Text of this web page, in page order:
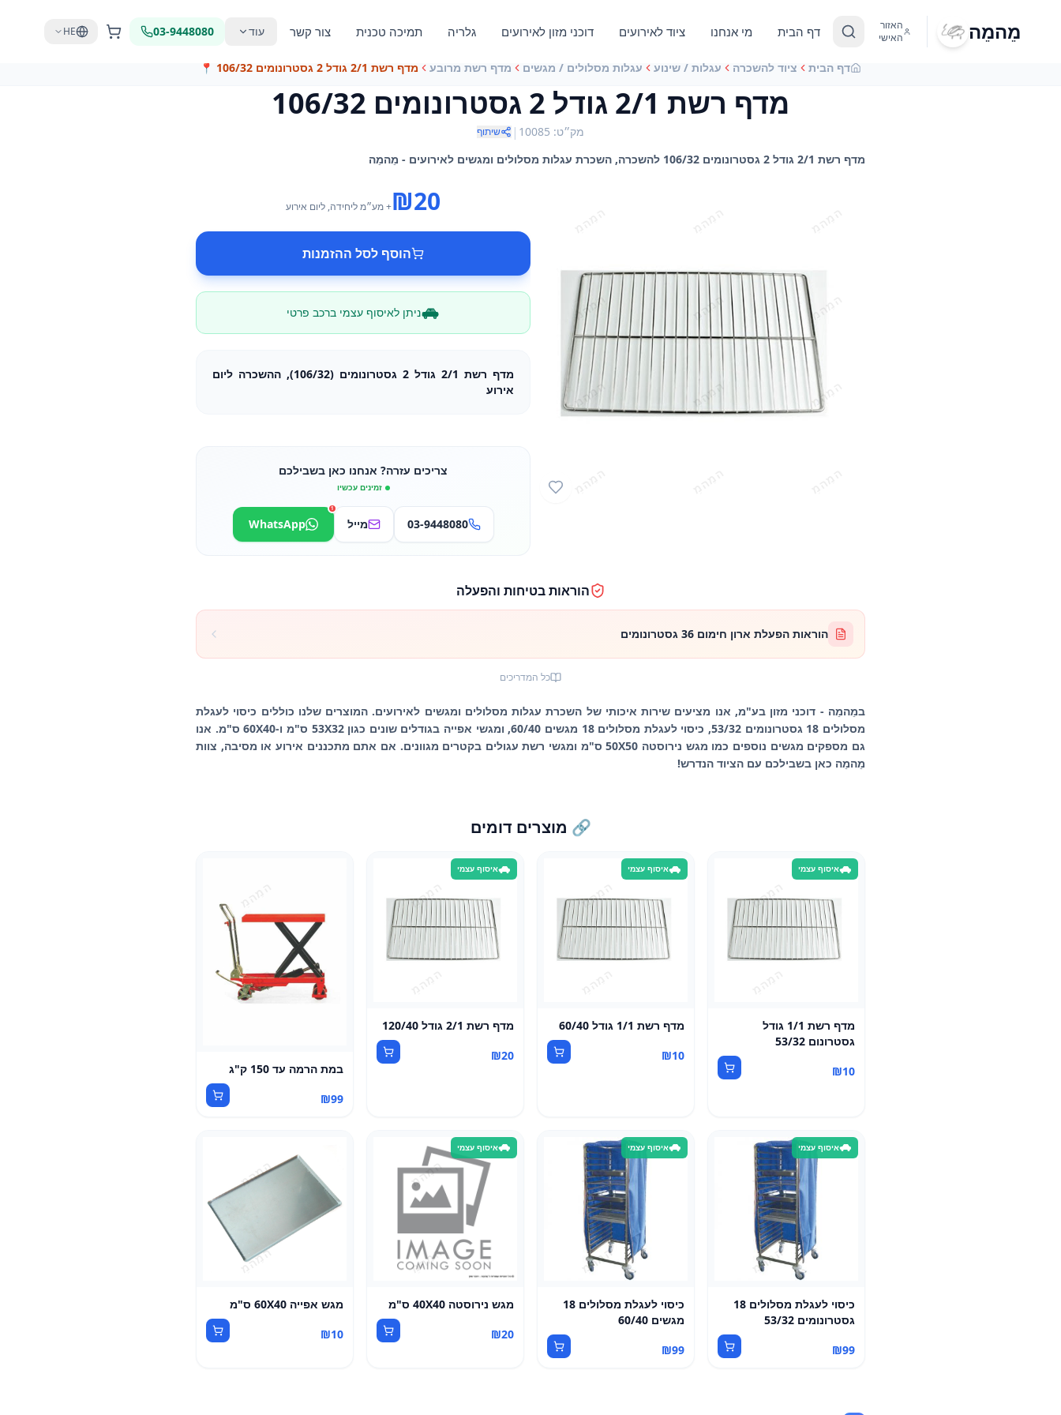
03-9448080
HE דף הבית מי אנחנו ציוד לאירועים דוכני מזון לאירועים גלריה תמיכה טכנית צור קשר עוד מֵהמֵה
האזור
האישי
דף הבית ציוד להשכרה עגלות / שינוע עגלות מסלולים / מגשים מדף רשת מרובע מדף רשת 2/1 גודל 2 גסטרונומים 106/32 📍
מדף רשת 2/1 גודל 2 גסטרונומים 106/32
מק״ט:
10085
| שיתוף
מדף רשת 2/1 גודל 2 גסטרונומים 106/32 להשכרה, השכרת עגלות מסלולים ומגשים לאירועים - מֵהמֵה
₪20 + מע״מליחידה, ליום אירוע
הוסף לסל ההזמנות
ניתן לאיסוף עצמי ברכב פרטי
מדף רשת 2/1 גודל 2 גסטרונומים (106/32), ההשכרה ליום
אירוע
צריכים עזרה? אנחנו כאן בשבילכם
זמינים עכשיו
03-9448080 מייל WhatsApp
1
הוראות בטיחות והפעלה
הוראות הפעלת ארון חימום 36 גסטרונומים
כל המדריכים
במֵהמֵה - דוכני מזון בע"מ, אנו מציעים שירות איכותי של השכרת עגלות מסלולים ומגשים לאירועים. המוצרים שלנו כוללים כיסוי לעגלת
מסלולים 18 גסטרונומים 53/32, כיסוי לעגלת מסלולים 18 מגשים 60/40, ומגשי אפייה בגודלים שונים כגון 53X32 ס"מ ו-60X40 ס"מ. אנו
גם מספקים מגשים נוספים כמו מגש נירוסטה 50X50 ס"מ ומגשי רשת עגולים בקטרים מגוונים. אם אתם מתכננים אירוע או מסיבה, צוות
מֵהמֵה כאן בשבילכם עם הציוד הנדרש!
🔗 מוצרים דומים
איסוף עצמי
מדף רשת 1/1 גודל
גסטרונום 53/32
₪10
איסוף עצמי
מדף רשת 1/1 גודל 60/40
₪10
איסוף עצמי
מדף רשת 2/1 גודל 120/40
₪20
במת הרמה עד 150 ק"ג
₪99
איסוף עצמי
כיסוי לעגלת מסלולים 18
גסטרונומים 53/32
₪99
איסוף עצמי
כיסוי לעגלת מסלולים 18
מגשים 60/40
₪99
איסוף עצמי
מגש נירוסטה 40X40 ס"מ
₪20
מגש אפייה 60X40 ס"מ
₪10